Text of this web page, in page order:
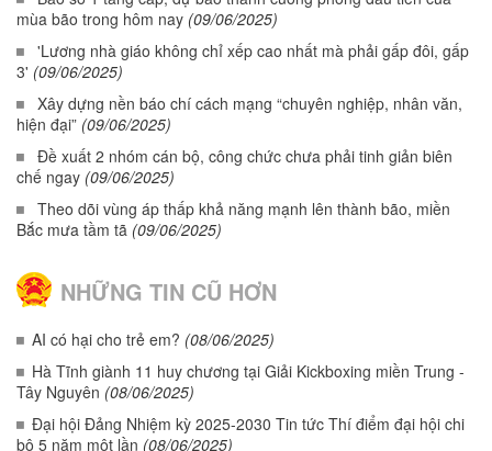
mùa bão trong hôm nay (09/06/2025)
'Lương nhà giáo không chỉ xếp cao nhất mà phải gấp đôi, gấp
3' (09/06/2025)
Xây dựng nền báo chí cách mạng “chuyên nghiệp, nhân văn,
hiện đại” (09/06/2025)
Đề xuất 2 nhóm cán bộ, công chức chưa phải tinh giản biên
chế ngay (09/06/2025)
Theo dõi vùng áp thấp khả năng mạnh lên thành bão, miền
Bắc mưa tầm tã (09/06/2025)
NHỮNG TIN CŨ HƠN
AI có hại cho trẻ em? (08/06/2025)
Hà Tĩnh giành 11 huy chương tại Giải Kickboxing miền Trung -
Tây Nguyên (08/06/2025)
Đại hội Đảng Nhiệm kỳ 2025-2030 Tin tức Thí điểm đại hội chi
bộ 5 năm một lần (08/06/2025)